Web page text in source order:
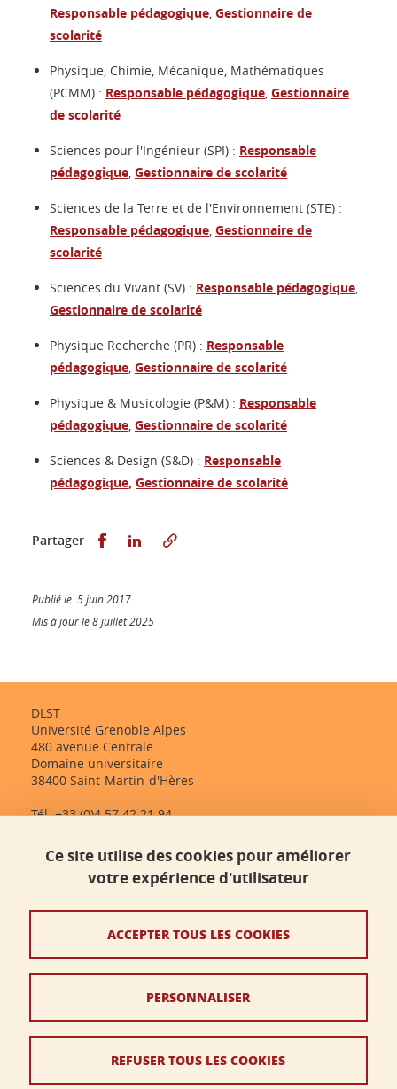
Responsable pédagogique, Gestionnaire de
scolarité
Physique, Chimie, Mécanique, Mathématiques
(PCMM) : Responsable pédagogique, Gestionnaire
de scolarité
Sciences pour l'Ingénieur (SPI) : Responsable
pédagogique, Gestionnaire de scolarité
Sciences de la Terre et de l'Environnement (STE) :
Responsable pédagogique, Gestionnaire de
scolarité
Sciences du Vivant (SV) : Responsable pédagogique,
Gestionnaire de scolarité
Physique Recherche (PR) : Responsable
pédagogique, Gestionnaire de scolarité
Physique & Musicologie (P&M) : Responsable
pédagogique, Gestionnaire de scolarité
Sciences & Design (S&D) : Responsable
pédagogique, Gestionnaire de scolarité
Partager Partager sur Facebook
Partager sur LinkedIn
Publié le 5 juin 2017
Mis à jour le 8 juillet 2025
DLST
Université Grenoble Alpes
480 avenue Centrale
Domaine universitaire
38400 Saint-Martin-d'Hères
Tél. +33 (0)4 57 42 21 94
Crédits
Données personnelles
Politique des cookies
Ce site utilise des cookies pour améliorer
votre expérience d'utilisateur
ACCEPTER TOUS LES COOKIES
REFUSER TOUS LES COOKIES
PERSONNALISER